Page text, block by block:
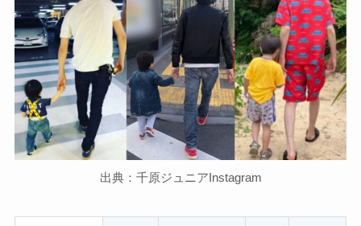
出典：千原ジュニアInstagram